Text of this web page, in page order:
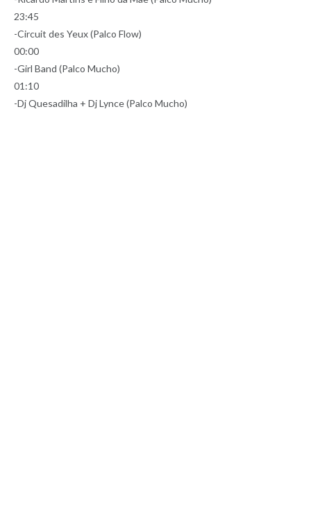
23:45
-Circuit des Yeux (Palco Flow)
00:00
-Girl Band (Palco Mucho)
01:10
-Dj Quesadilha + Dj Lynce (Palco Mucho)